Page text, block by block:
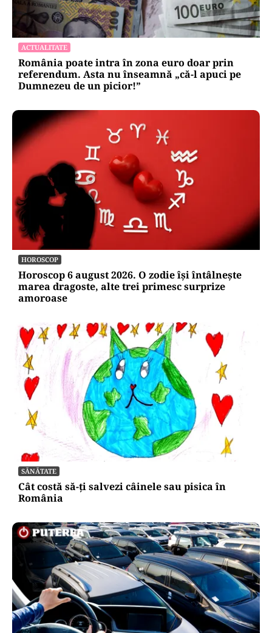
ACTUALITATE
România poate intra în zona euro doar prin
referendum. Asta nu înseamnă „că-l apuci pe
Dumnezeu de un picior!”
HOROSCOP
Horoscop 6 august 2026. O zodie își întâlnește
marea dragoste, alte trei primesc surprize
amoroase
SĂNĂTATE
Cât costă să-ți salvezi câinele sau pisica în
România